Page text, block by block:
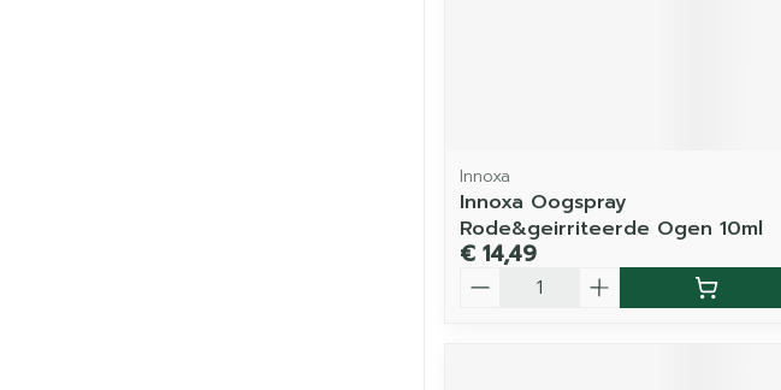
Innoxa
Innoxa Oogspray
Rode&geirriteerde Ogen 10ml
€ 14,49